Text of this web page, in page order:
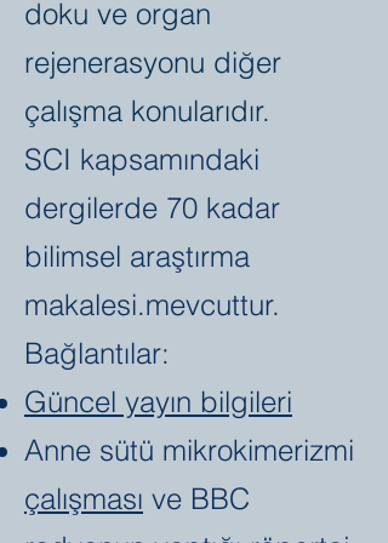
dejeneratif ve rejeneratif
süreçleri anlamaktır. Dr.
Öztürk yoğun olarak
primer hücre kültürü, canlı
hücre görüntülemesi ve
diğer ileri mikroskopi ve
tek hücre analiz
yöntemlerini
kullanmaktadır.  İkincil
araştırma alanları
aksolotda epimorfik
rejenerasyon, sinir
sisteminde mikrokimerizm,
doku ve organ
rejenerasyonu diğer
çalışma konularıdır.
SCI kapsamındaki
dergilerde 70 kadar
bilimsel araştırma
makalesi.mevcuttur.
Bağlantılar:
Güncel yayın bilgileri
Anne sütü mikrokimerizmi
çalışması ve BBC